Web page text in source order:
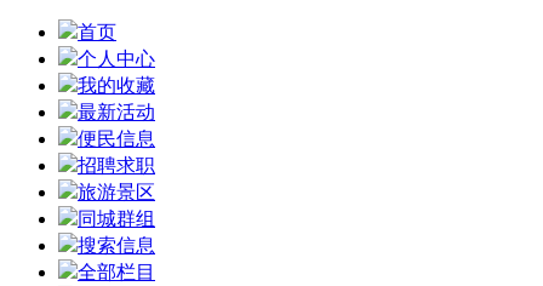
首页
个人中心
我的收藏
最新活动
便民信息
招聘求职
旅游景区
同城群组
搜索信息
全部栏目